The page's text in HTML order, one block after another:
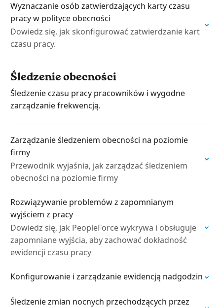
Wyznaczanie osób zatwierdzających karty czasu
pracy w polityce obecności
Dowiedz się, jak skonfigurować zatwierdzanie kart
czasu pracy.
Śledzenie obecności
Śledzenie czasu pracy pracowników i wygodne
zarządzanie frekwencją.
Zarządzanie śledzeniem obecności na poziomie
firmy
Przewodnik wyjaśnia, jak zarządzać śledzeniem
obecności na poziomie firmy
Rozwiązywanie problemów z zapomnianym
wyjściem z pracy
Dowiedz się, jak PeopleForce wykrywa i obsługuje
zapomniane wyjścia, aby zachować dokładność
ewidencji czasu pracy
Konfigurowanie i zarządzanie ewidencją nadgodzin
Śledzenie zmian nocnych przechodzących przez